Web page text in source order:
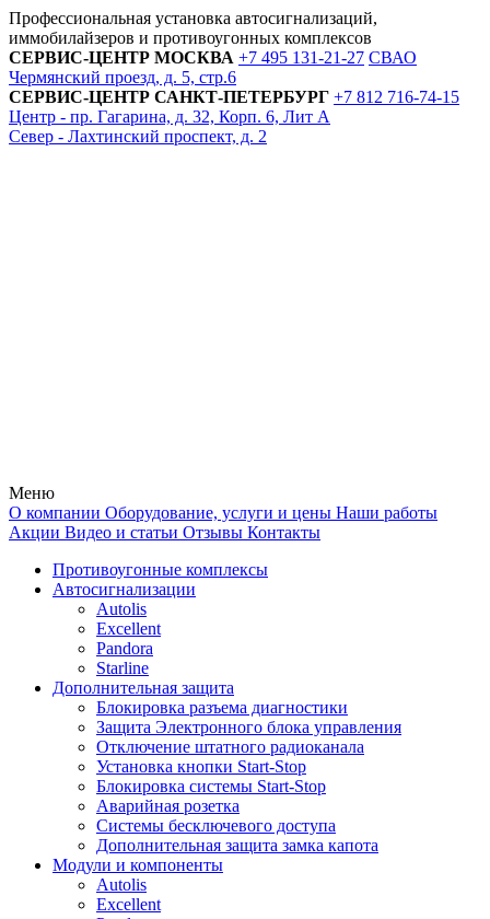
Профессиональная установка автосигнализаций,
иммобилайзеров и противоугонных комплексов
СЕРВИС-ЦЕНТР МОСКВА +7 495 131-21-27 СВАО
Чермянский проезд, д. 5, стр.6
СЕРВИС-ЦЕНТР САНКТ-ПЕТЕРБУРГ +7 812 716-74-15
Центр - пр. Гагарина, д. 32, Корп. 6, Лит А
Север - Лахтинский проспект, д. 2
Меню
О компании Оборудование, услуги и цены Наши работы
Акции Видео и статьи Отзывы Контакты
Противоугонные комплексы
Автосигнализации
Autolis
Excellent
Pandora
Starline
Дополнительная защита
Блокировка разъема диагностики
Защита Электронного блока управления
Отключение штатного радиоканала
Установка кнопки Start-Stop
Блокировка системы Start-Stop
Аварийная розетка
Системы бесключевого доступа
Дополнительная защита замка капота
Модули и компоненты
Autolis
Excellent